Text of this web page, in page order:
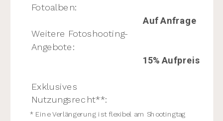
Auf Anfrage
15% Aufpreis
Fotoalben:
Weitere Fotoshooting-
Angebote:
Exklusives
Nutzungsrecht**:
* Eine Verlängerung ist flexibel am Shootingtag